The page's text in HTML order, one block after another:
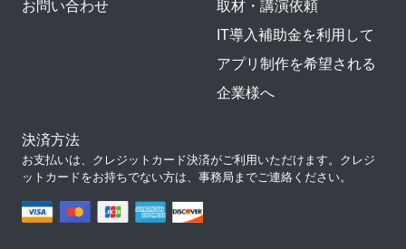
お問い合わせ
取材・講演依頼
IT導入補助金を利用して
アプリ制作を希望される
企業様へ
決済方法
お支払いは、クレジットカード決済がご利用いただけます。クレジ
ットカードをお持ちでない方は、事務局までご連絡ください。